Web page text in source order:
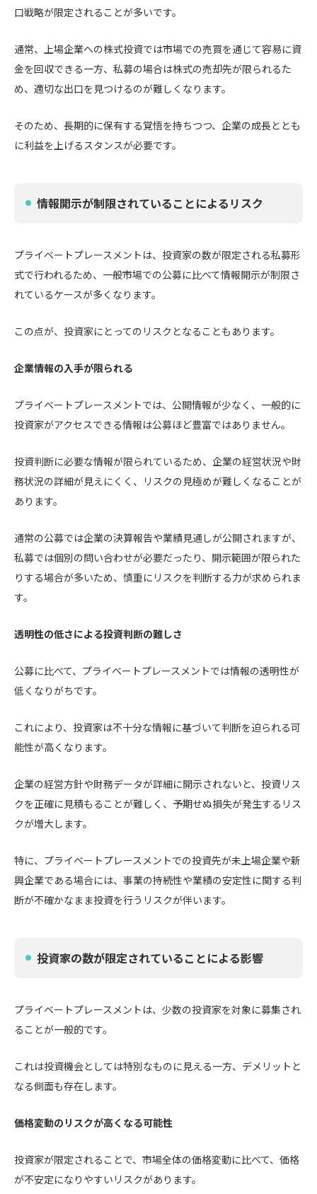
口戦略が限定されることが多いです。
通常、上場企業への株式投資では市場での売買を通じて容易に資
金を回収できる一方、私募の場合は株式の売却先が限られるた
め、適切な出口を見つけるのが難しくなります。
そのため、長期的に保有する覚悟を持ちつつ、企業の成長ととも
に利益を上げるスタンスが必要です。
情報開示が制限されていることによるリスク
プライベートプレースメントは、投資家の数が限定される私募形
式で行われるため、一般市場での公募に比べて情報開示が制限さ
れているケースが多くなります。
この点が、投資家にとってのリスクとなることもあります。
企業情報の入手が限られる
プライベートプレースメントでは、公開情報が少なく、一般的に
投資家がアクセスできる情報は公募ほど豊富ではありません。
投資判断に必要な情報が限られているため、企業の経営状況や財
務状況の詳細が見えにくく、リスクの見極めが難しくなることが
あります。
通常の公募では企業の決算報告や業績見通しが公開されますが、
私募では個別の問い合わせが必要だったり、開示範囲が限られた
りする場合が多いため、慎重にリスクを判断する力が求められま
す。
透明性の低さによる投資判断の難しさ
公募に比べて、プライベートプレースメントでは情報の透明性が
低くなりがちです。
これにより、投資家は不十分な情報に基づいて判断を迫られる可
能性が高くなります。
企業の経営方針や財務データが詳細に開示されないと、投資リス
クを正確に見積もることが難しく、予期せぬ損失が発生するリス
クが増大します。
特に、プライベートプレースメントでの投資先が未上場企業や新
興企業である場合には、事業の持続性や業績の安定性に関する判
断が不確かなまま投資を行うリスクが伴います。
投資家の数が限定されていることによる影響
プライベートプレースメントは、少数の投資家を対象に募集され
ることが一般的です。
これは投資機会としては特別なものに見える一方、デメリットと
なる側面も存在します。
価格変動のリスクが高くなる可能性
投資家が限定されることで、市場全体の価格変動に比べて、価格
が不安定になりやすいリスクがあります。